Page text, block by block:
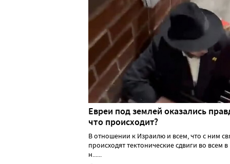
Евреи под землей оказались
что происходит?
В отношении к Израилю и всем, что с ним
происходят тектонические сдвиги во всем
н......